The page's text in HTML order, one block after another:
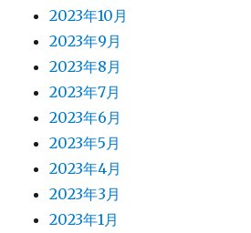
2023年10月
2023年9月
2023年8月
2023年7月
2023年6月
2023年5月
2023年4月
2023年3月
2023年1月